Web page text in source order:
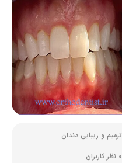
ترمیم و زیبایی دندان
0 نظر کاربران